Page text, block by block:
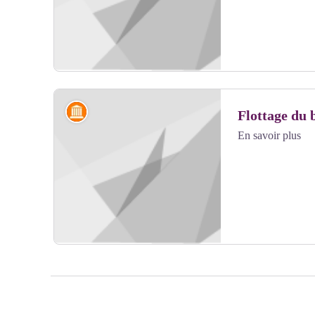
Voir l'image en plein écran
Artisanat et industrie Flottage du
En savoir plus